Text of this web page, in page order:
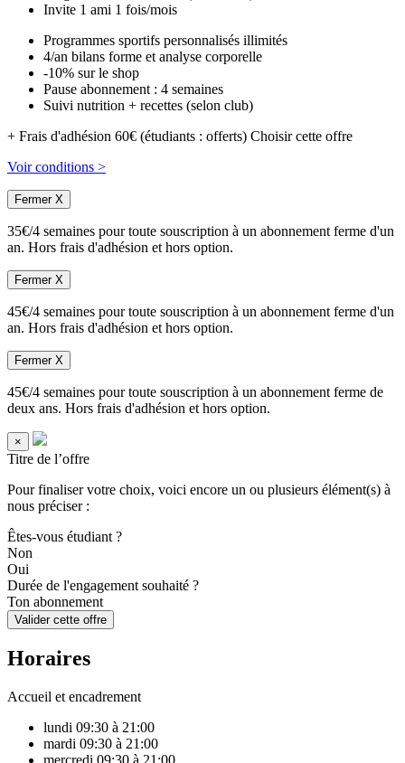
Invite 1 ami 1 fois/mois
Programmes sportifs personnalisés illimités
4/an bilans forme et analyse corporelle
-10% sur le shop
Pause abonnement : 4 semaines
Suivi nutrition + recettes (selon club)
+ Frais d'adhésion 60€ (étudiants : offerts) Choisir cette offre
Voir conditions >
Fermer X
35€/4 semaines pour toute souscription à un abonnement ferme d'un
an. Hors frais d'adhésion et hors option.
Fermer X
45€/4 semaines pour toute souscription à un abonnement ferme d'un
an. Hors frais d'adhésion et hors option.
Fermer X
45€/4 semaines pour toute souscription à un abonnement ferme de
deux ans. Hors frais d'adhésion et hors option.
×
Titre de l’offre
Pour finaliser votre choix, voici encore un ou plusieurs élément(s) à
nous préciser :
Êtes-vous étudiant ?
Non
Oui
Durée de l'engagement souhaité ?
Ton abonnement
Valider cette offre
Horaires
Accueil et encadrement
lundi 09:30 à 21:00
mardi 09:30 à 21:00